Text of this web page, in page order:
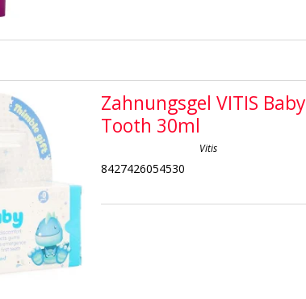
Zahnungsgel VITIS Baby
Tooth 30ml
Vitis
8427426054530